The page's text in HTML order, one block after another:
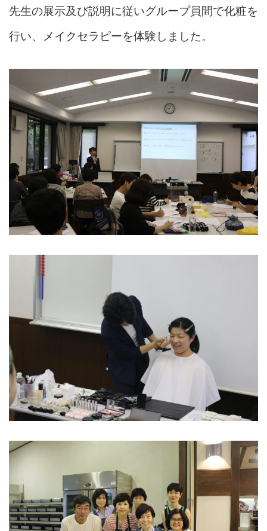
先生の展示及び説明に従いグループ員間で化粧を
行い、メイクセラピーを体験しました。